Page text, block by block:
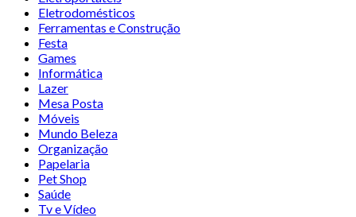
Eletrodomésticos
Ferramentas e Construção
Festa
Games
Informática
Lazer
Mesa Posta
Móveis
Mundo Beleza
Organização
Papelaria
Pet Shop
Saúde
Tv e Vídeo